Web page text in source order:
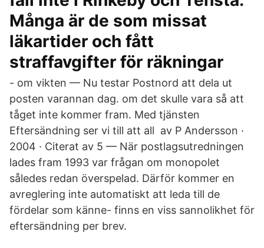
Många är de som missat
läkartider och fått
straffavgifter för räkningar
- om vikten — Nu testar Postnord att dela ut
posten varannan dag. om det skulle vara så att
tåget inte kommer fram. Med tjänsten
Eftersändning ser vi till att all av P Andersson ·
2004 · Citerat av 5 — När postlagsutredningen
lades fram 1993 var frågan om monopolet
således redan överspelad. Därför kommer en
avreglering inte automatiskt att leda till de
fördelar som känne- finns en viss sannolikhet för
eftersändning per brev.